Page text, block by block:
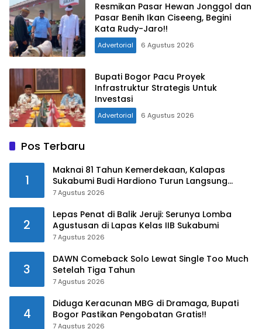
Resmikan Pasar Hewan Jonggol dan
Pasar Benih Ikan Ciseeng, Begini
Kata Rudy-Jaro!!
Advertorial 6 Agustus 2026
Bupati Bogor Pacu Proyek
Infrastruktur Strategis Untuk
Investasi
Advertorial 6 Agustus 2026
Pos Terbaru
1
Maknai 81 Tahun Kemerdekaan, Kalapas
Sukabumi Budi Hardiono Turun Langsung
Salurkan Bantuan ke Panti Asuhan
7 Agustus 2026
2
Lepas Penat di Balik Jeruji: Serunya Lomba
Agustusan di Lapas Kelas IIB Sukabumi
7 Agustus 2026
3
DAWN Comeback Solo Lewat Single Too Much
Setelah Tiga Tahun
7 Agustus 2026
4
Diduga Keracunan MBG di Dramaga, Bupati
Bogor Pastikan Pengobatan Gratis!!
7 Agustus 2026